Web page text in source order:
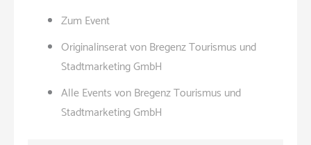
Zum Event
Originalinserat von Bregenz Tourismus und
Stadtmarketing GmbH
Alle Events von Bregenz Tourismus und
Stadtmarketing GmbH